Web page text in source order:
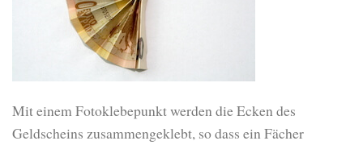
Mit einem Fotoklebepunkt werden die Ecken des
Geldscheins zusammengeklebt, so dass ein Fächer